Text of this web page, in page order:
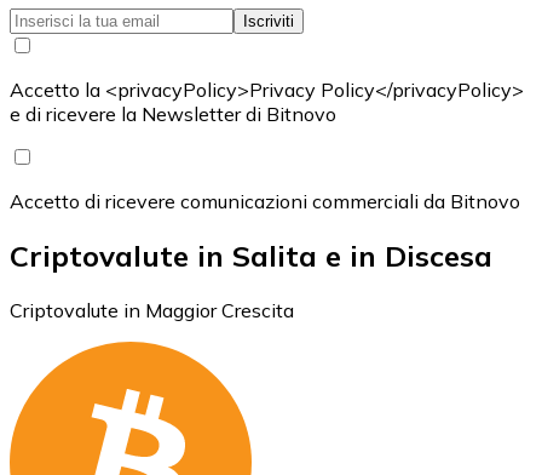
Iscriviti
Accetto la <privacyPolicy>Privacy Policy</privacyPolicy>
e di ricevere la Newsletter di Bitnovo
Accetto di ricevere comunicazioni commerciali da Bitnovo
Criptovalute in Salita e in Discesa
Criptovalute in Maggior Crescita